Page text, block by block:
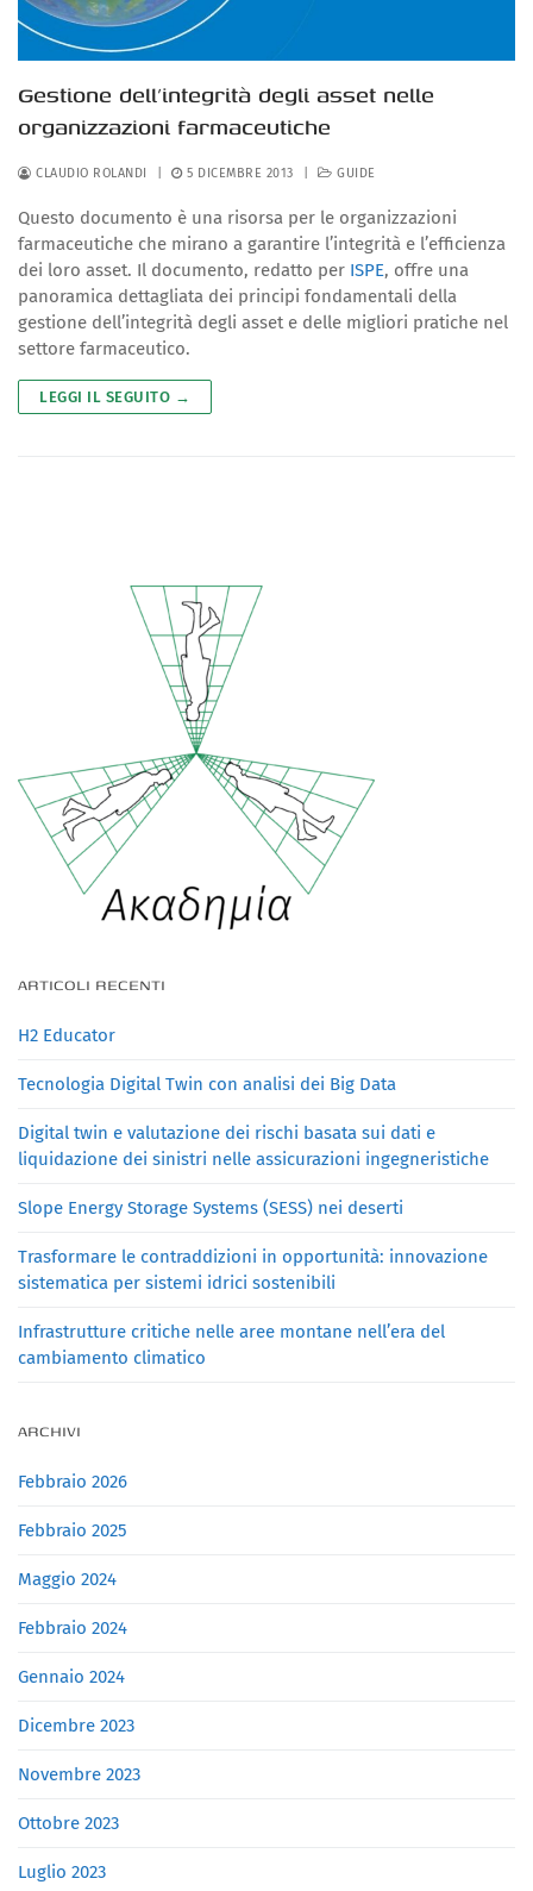
Gestione dell’integrità degli asset nelle
organizzazioni farmaceutiche
CLAUDIO ROLANDI 5 DICEMBRE 2013 GUIDE
Questo documento è una risorsa per le organizzazioni
farmaceutiche che mirano a garantire l’integrità e l’efficienza
dei loro asset. Il documento, redatto per ISPE, offre una
panoramica dettagliata dei principi fondamentali della
gestione dell’integrità degli asset e delle migliori pratiche nel
settore farmaceutico.
LEGGI IL SEGUITO →
ARTICOLI RECENTI
H2 Educator
Tecnologia Digital Twin con analisi dei Big Data
Digital twin e valutazione dei rischi basata sui dati e
liquidazione dei sinistri nelle assicurazioni ingegneristiche
Slope Energy Storage Systems (SESS) nei deserti
Trasformare le contraddizioni in opportunità: innovazione
sistematica per sistemi idrici sostenibili
Infrastrutture critiche nelle aree montane nell’era del
cambiamento climatico
ARCHIVI
Febbraio 2026
Febbraio 2025
Maggio 2024
Febbraio 2024
Gennaio 2024
Dicembre 2023
Novembre 2023
Ottobre 2023
Luglio 2023